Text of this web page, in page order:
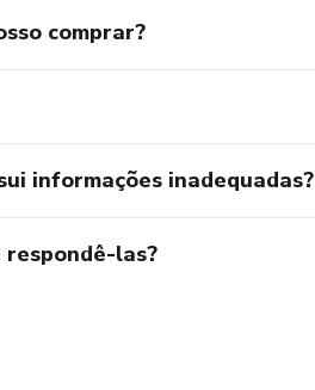
comprar?
informações inadequadas?
respondê-las?